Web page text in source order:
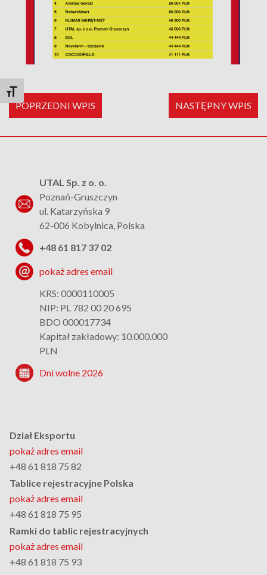
Toggle Font size
POPRZEDNI WPIS NASTĘPNY WPIS
UTAL Sp. z o. o.
Poznań-Gruszczyn
ul. Katarzyńska 9
62-006 Kobylnica, Polska
+48 61 817 37 02
pokaż adres email
KRS: 0000110005
NIP: PL 782 00 20 695
BDO 000017734
Kapitał zakładowy: 10.000.000
PLN
Dni wolne 2026
Dział Eksportu
pokaż adres email
+48 61 818 75 82
Tablice rejestracyjne Polska
pokaż adres email
+48 61 818 75 95
Ramki do tablic rejestracyjnych
pokaż adres email
+48 61 818 75 93